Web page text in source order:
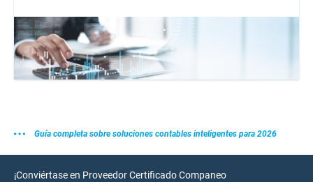
Guía completa sobre soluciones contables inteligentes para 2026
¡Conviértase en Proveedor Certificado Companeo